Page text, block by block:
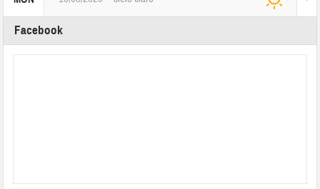
Facebook